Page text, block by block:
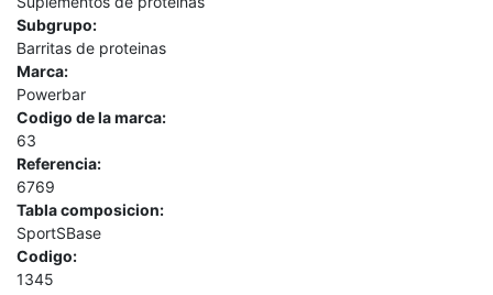
Subgrupo:
Barritas de proteinas
Marca:
Powerbar
Codigo de la marca:
63
Referencia:
6769
Tabla composicion:
SportSBase
Codigo:
1345